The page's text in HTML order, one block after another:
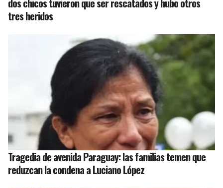
dos chicos tuvieron que ser rescatados y hubo otros
tres heridos
Tragedia de avenida Paraguay: las familias temen que
reduzcan la condena a Luciano López